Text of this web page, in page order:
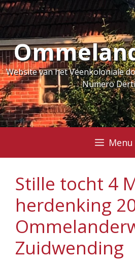
Ga
naar
de
inhoud
Website van het Veenkoloniale
Numero
Menu
Stille tocht 4
herdenking
Zuidwending